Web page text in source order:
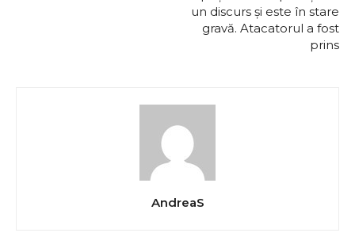
un discurs și este în stare
gravă. Atacatorul a fost
prins
AndreaS